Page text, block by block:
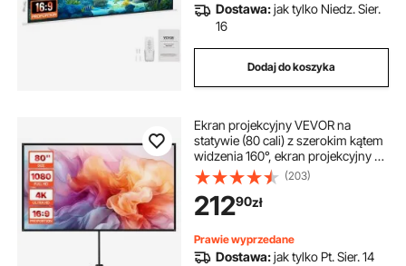
Dostawa:jak tylko Niedz. Sier.
16
Dodaj do koszyka
Ekran projekcyjny VEVOR na
statywie (80 cali) z szerokim kątem
widzenia 160°, ekran projekcyjny do
użytku wewnątrz i na zewnątrz,
projektor 16:9 4K HD, przenośny
ekran filmowy z torbą do
prezentacji kina domowego
(203)
21290zł
Prawie wyprzedane
Dostawa:jak tylko Pt. Sier. 14